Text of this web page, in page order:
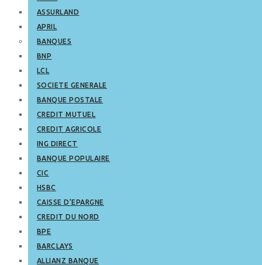
ASSURLAND
APRIL
BANQUES
BNP
LCL
SOCIETE GENERALE
BANQUE POSTALE
CREDIT MUTUEL
CREDIT AGRICOLE
ING DIRECT
BANQUE POPULAIRE
CIC
HSBC
CAISSE D’EPARGNE
CREDIT DU NORD
BPE
BARCLAYS
ALLIANZ BANQUE